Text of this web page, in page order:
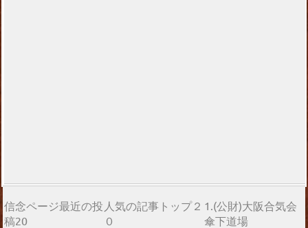
信念ページ最近の投
稿20
人気の記事トップ２
０
1.(公財)大阪合気会
傘下道場